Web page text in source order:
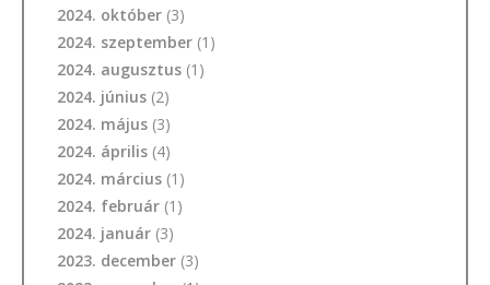
2024. október (3)
2024. szeptember (1)
2024. augusztus (1)
2024. június (2)
2024. május (3)
2024. április (4)
2024. március (1)
2024. február (1)
2024. január (3)
2023. december (3)